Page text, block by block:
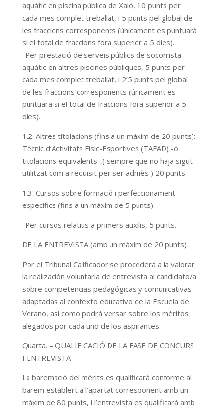
aquàtic en piscina pública de Xaló, 10 punts per
cada mes complet treballat, i 5 punts pel global de
les fraccions corresponents (únicament es puntuarà
si el total de fraccions fora superior a 5 dies).
-Per prestació de serveis públics de socorrista
aquàtic en altres piscines públiques, 5 punts per
cada mes complet treballat, i 2’5 punts pel global
de les fraccions corresponents (únicament es
puntuarà si el total de fraccions fora superior a 5
dies).
1.2. Altres titolacions (fins a un màxim de 20 punts):
Tècnic d’Activitats Físic-Esportives (TAFAD) -o
titolacions equivalents-,( sempre que no haja sigut
utilitzat com a requisit per ser admès ) 20 punts.
1.3. Cursos sobre formació i perfeccionament
específics (fins a un màxim de 5 punts).
-Per cursos relatius a primers auxilis, 5 punts.
DE LA ENTREVISTA (amb un màxim de 20 punts)
Por el Tribunal Calificador se procederá a la valorar
la realización voluntaria de entrevista al candidato/a
sobre competencias pedagógicas y comunicativas
adaptadas al contexto educativo de la Escuela de
Verano, así como podrá versar sobre los méritos
alegados por cada uno de los aspirantes.
Quarta. – QUALIFICACIÓ DE LA FASE DE CONCURS
I ENTREVISTA
La baremació del mèrits es qualificarà conforme al
barem establert a l’apartat corresponent amb un
màxim de 80 punts, i l’entrevista es qualificarà amb